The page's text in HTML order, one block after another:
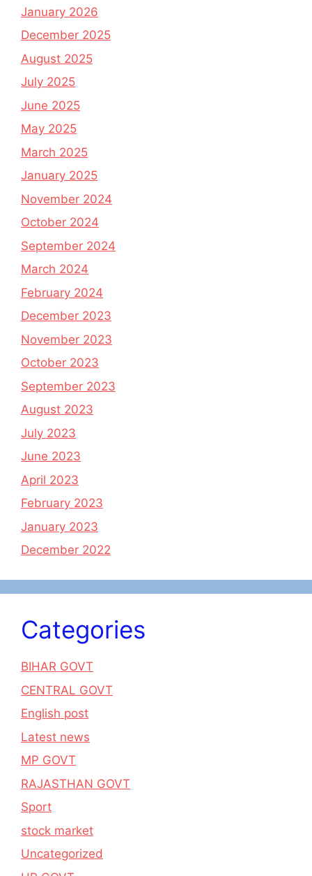
January 2026
December 2025
August 2025
July 2025
June 2025
May 2025
March 2025
January 2025
November 2024
October 2024
September 2024
March 2024
February 2024
December 2023
November 2023
October 2023
September 2023
August 2023
July 2023
June 2023
April 2023
February 2023
January 2023
December 2022
Categories
BIHAR GOVT
CENTRAL GOVT
English post
Latest news
MP GOVT
RAJASTHAN GOVT
Sport
stock market
Uncategorized